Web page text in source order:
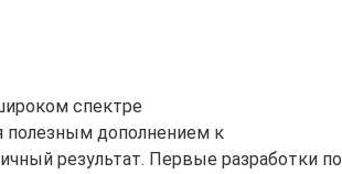
спектре
полезным дополнением к
результат. Первые разработки по